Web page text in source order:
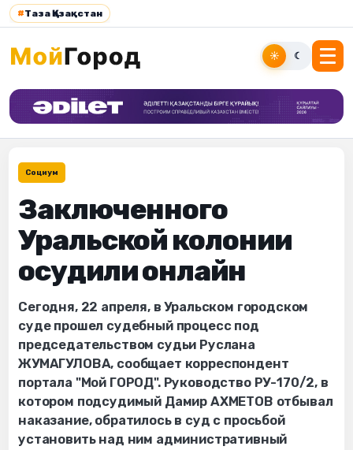
#Таза Қазақстан
☀ ☾
Социум
Заключенного
Уральской колонии
осудили онлайн
Сегодня, 22 апреля, в Уральском городском
суде прошел судебный процесс под
председательством судьи Руслана
ЖУМАГУЛОВА, сообщает корреспондент
портала "Мой ГОРОД". Руководство РУ-170/2, в
котором подсудимый Дамир АХМЕТОВ отбывал
наказание, обратилось в суд с просьбой
установить над ним административный